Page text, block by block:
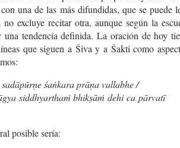
una de las más difundidas, que se puede
excluye recitar otra, aunque según la
una tendencia definida. La oración de hoy
que siguen a Śiva y a Śakti como
śaṅkara prāṇa vallabhe /
siddhyarthaṁ bhikṣāṁ dehi ca pārvatī
posible sería: